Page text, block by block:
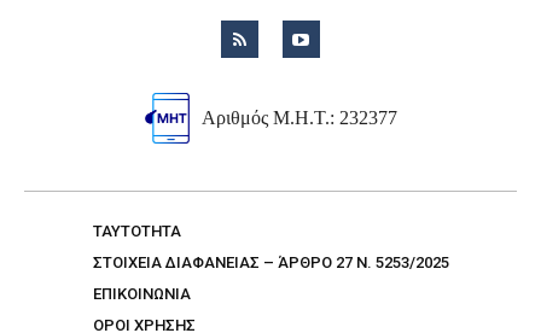
Αριθμός Μ.Η.Τ.: 232377
TAYTOTHTA
ΣΤΟΙΧΕΙΑ ΔΙΑΦΑΝΕΙΑΣ – ΆΡΘΡΟ 27 Ν. 5253/2025
ΕΠΙΚΟΙΝΩΝΙΑ
ΟΡΟΙ ΧΡΗΣΗΣ